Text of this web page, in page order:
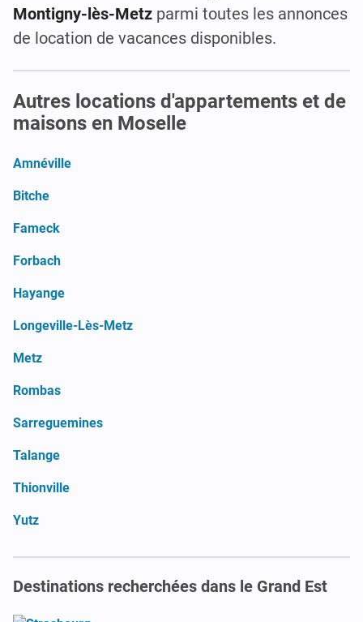
Montigny-lès-Metz parmi toutes les annonces
de location de vacances disponibles.
Autres locations d'appartements et de
maisons en Moselle
Amnéville
Bitche
Fameck
Forbach
Hayange
Longeville-Lès-Metz
Metz
Rombas
Sarreguemines
Talange
Thionville
Yutz
Destinations recherchées dans le Grand Est